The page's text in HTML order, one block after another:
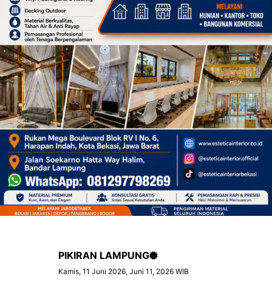
PIKIRAN LAMPUNG
Kamis, 11 Juni 2026, Juni 11, 2026 WIB